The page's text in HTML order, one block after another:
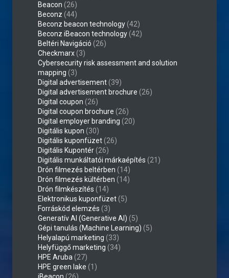
Beacon (26)
Beconz (44)
Beconz beacon technology(42)
Beconz iBeacon technology(42)
Beltéri Navigáció (26)
Checkmarx(3)
Cybersecurity risk assessment and solution
mapping (3)
Digital advertisement(39)
Digital advertisement brochure (26)
Digital coupon (26)
Digital coupon brochure (26)
Digital employer branding (20)
Digitális kupon (30)
Digitális kuponfüzet(26)
Digitális Kupontér(26)
Digitális munkáltatói márkaépítés (21)
Drón filmezés beltérben (14)
Drón filmezés kültérben (14)
Drón filmkészítés (14)
Elektronikus kuponfüzet(5)
Forráskód elemzés (3)
Generatív AI (Generative AI) (5)
Gépi tanulás (Machine Learning) (5)
Helyalapú marketing (33)
Helyfüggő marketing (34)
HPE Aruba (27)
HPE green lake (1)